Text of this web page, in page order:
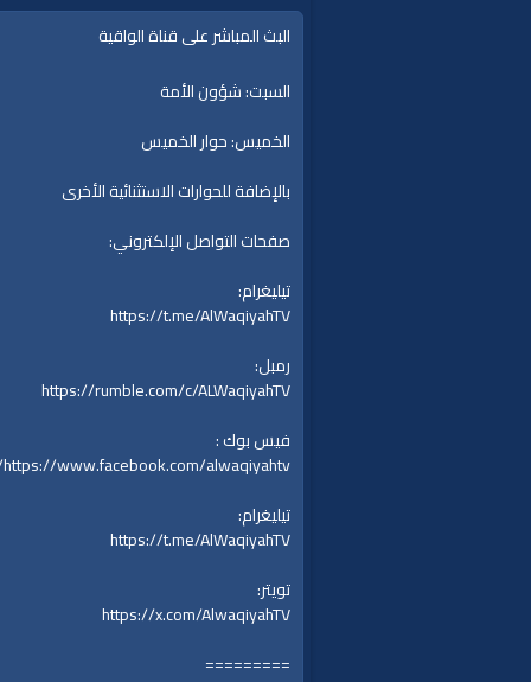
البث المباشر على قناة الواقية
السبت: شؤون الأمة
الخميس: حوار الخميس
بالإضافة للحوارات الاستثنائية الأخرى
صفحات التواصل الإلكتروني:
تيليغرام:
https://t.me/AlWaqiyahTV
رمبل:
https://rumble.com/c/ALWaqiyahTV
فيس بوك :
https://www.facebook.com/alwaqiyahtv/
تيليغرام:
https://t.me/AlWaqiyahTV
تويتر:
https://x.com/AlwaqiyahTV
=========